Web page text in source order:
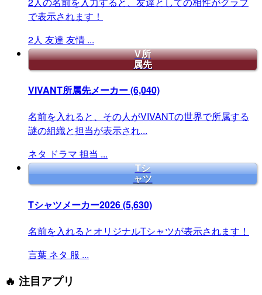
で表示されます！
2人 友達 友情 ...
V所
属先
VIVANT所属先メーカー(6,040)
名前を入れると、その人がVIVANTの世界で所属する
謎の組織と担当が表示され...
ネタ ドラマ 担当 ...
Tシ
ャツ
Tシャツメーカー2026(5,630)
名前を入れるとオリジナルTシャツが表示されます！
言葉 ネタ 服 ...
🔥 注目アプリ